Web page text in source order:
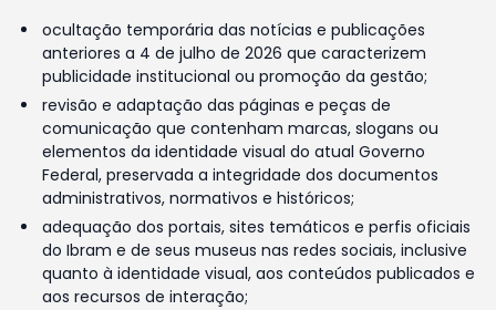
ocultação temporária das notícias e publicações
anteriores a 4 de julho de 2026 que caracterizem
publicidade institucional ou promoção da gestão;
revisão e adaptação das páginas e peças de
comunicação que contenham marcas, slogans ou
elementos da identidade visual do atual Governo
Federal, preservada a integridade dos documentos
administrativos, normativos e históricos;
adequação dos portais, sites temáticos e perfis oficiais
do Ibram e de seus museus nas redes sociais, inclusive
quanto à identidade visual, aos conteúdos publicados e
aos recursos de interação;